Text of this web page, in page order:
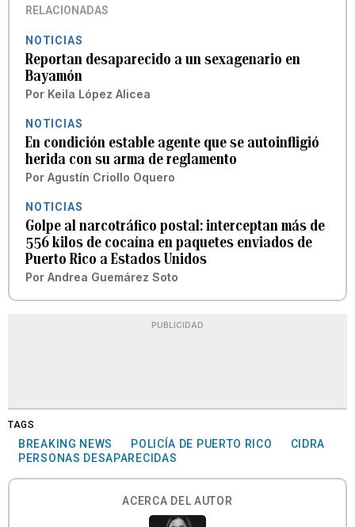
RELACIONADAS
NOTICIAS
Reportan desaparecido a un sexagenario en
Bayamón
Por Keila López Alicea
NOTICIAS
En condición estable agente que se autoinfligió
herida con su arma de reglamento
Por Agustín Criollo Oquero
NOTICIAS
Golpe al narcotráfico postal: interceptan más de
556 kilos de cocaína en paquetes enviados de
Puerto Rico a Estados Unidos
Por Andrea Guemárez Soto
PUBLICIDAD
TAGS
BREAKING NEWS POLICÍA DE PUERTO RICO
CIDRA
PERSONAS DESAPARECIDAS
ACERCA DEL AUTOR